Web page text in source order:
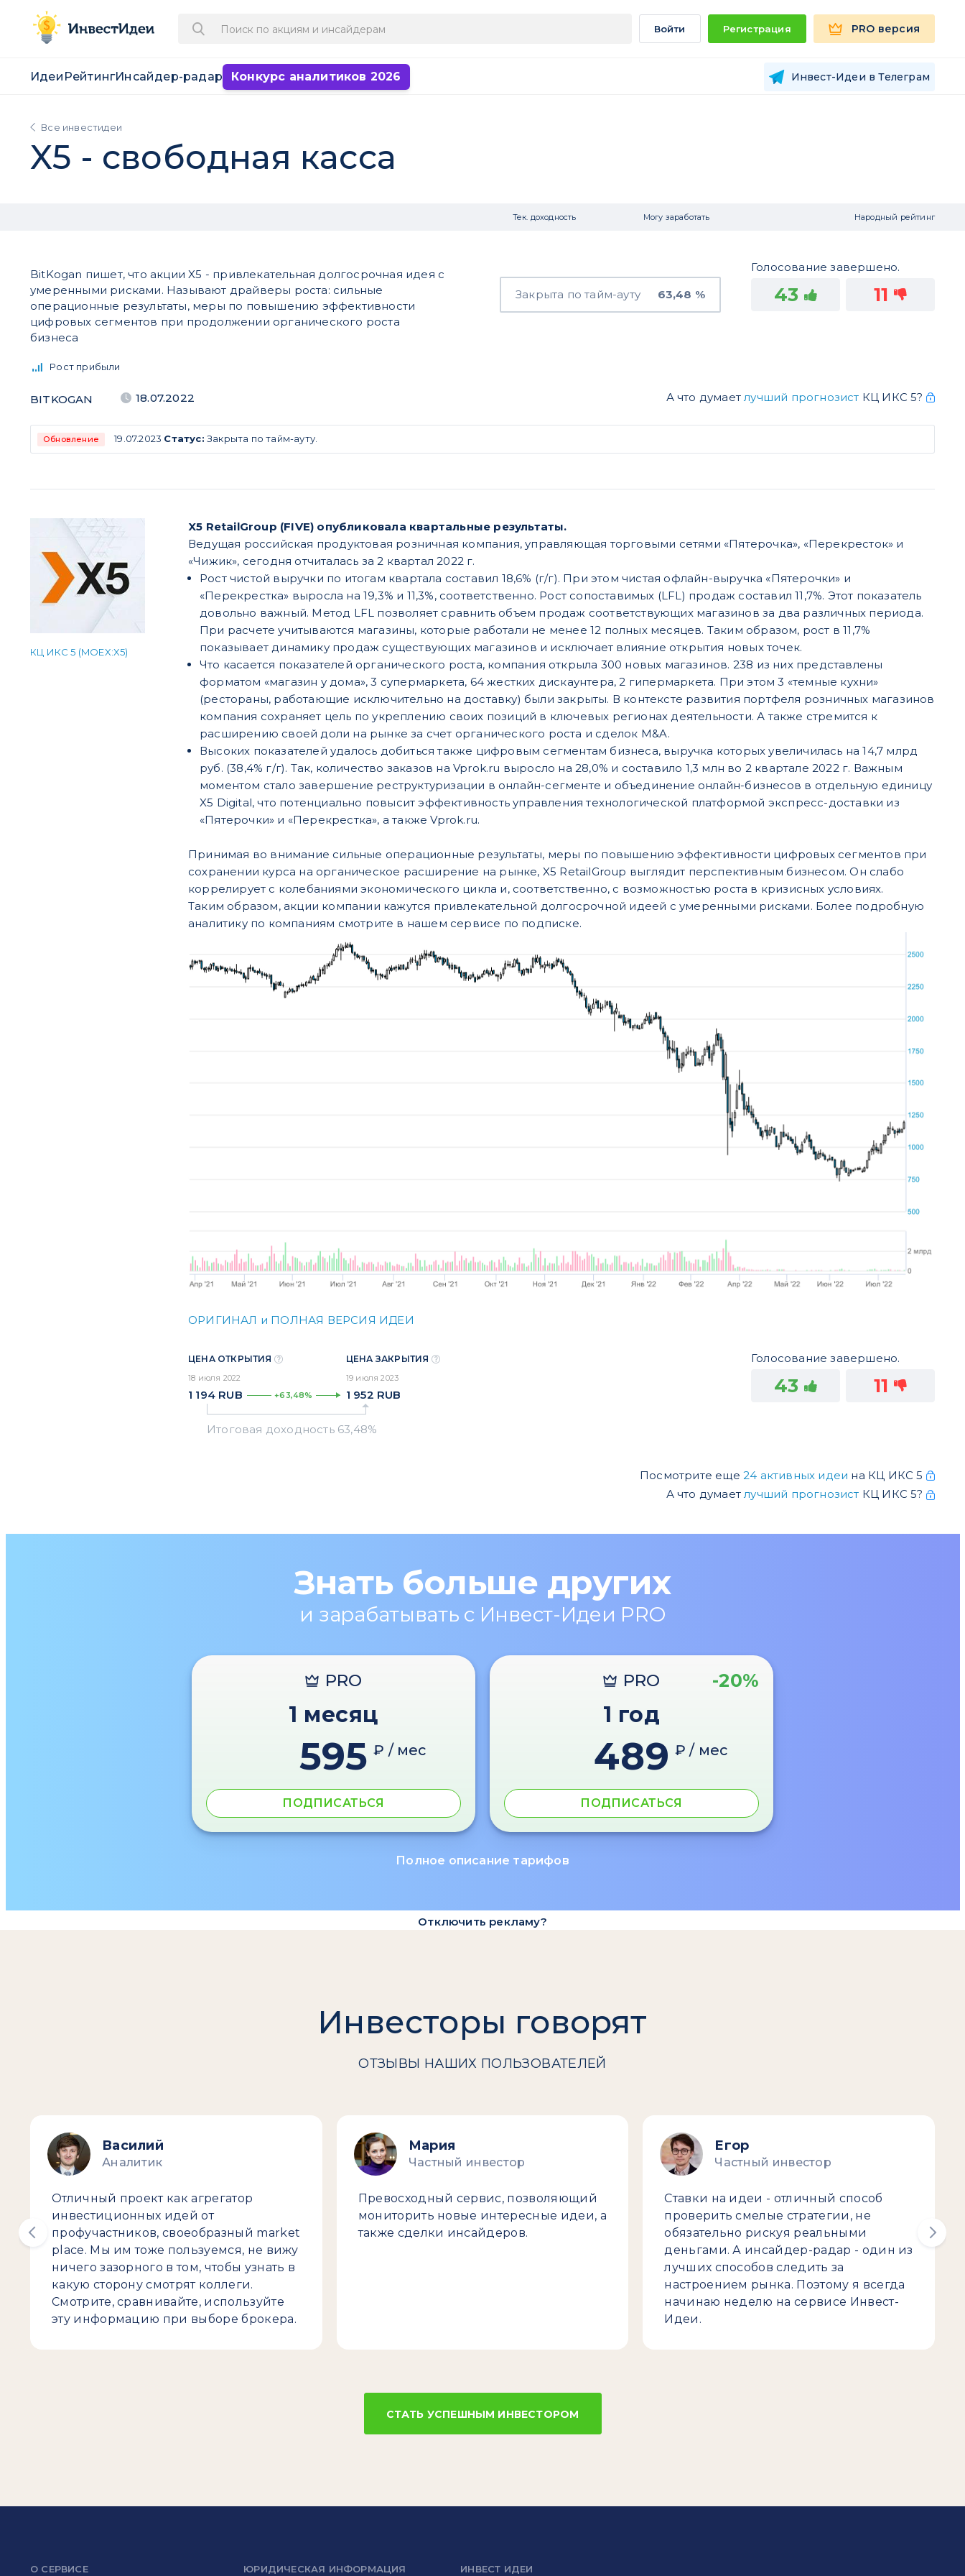
Войти Регистрация PRO версия
Идеи РейтингИнсайдер-радар Конкурс аналитиков 2026 Инвест-Идеи в Телеграм
Все инвестидеи
X5 - свободная касса
Тек. доходность Могу заработать Народный рейтинг
BitKogan пишет, что акции X5 - привлекательная долгосрочная идея с
умеренными рисками. Называют драйверы роста: сильные
операционные результаты, меры по повышению эффективности
цифровых сегментов при продолжении органического роста
бизнеса
Закрыта по тайм-ауту 63,48 %
Голосование завершено.
43 11
Рост прибыли
BITKOGAN 18.07.2022 А что думает лучший прогнозист КЦ ИКС 5?
Обновление 19.07.2023 Статус: Закрыта по тайм-ауту.
КЦ ИКС 5 (MOEX:X5)
X5 RetailGroup (FIVE) опубликовала квартальные результаты.
Ведущая российская продуктовая розничная компания, управляющая торговыми сетями «Пятерочка», «Перекресток» и
«Чижик», сегодня отчиталась за 2 квартал 2022 г.
Рост чистой выручки по итогам квартала составил 18,6% (г/г). При этом чистая офлайн-выручка «Пятерочки» и
«Перекрестка» выросла на 19,3% и 11,3%, соответственно. Рост сопоставимых (LFL) продаж составил 11,7%. Этот показатель
довольно важный. Метод LFL позволяет сравнить объем продаж соответствующих магазинов за два различных периода.
При расчете учитываются магазины, которые работали не менее 12 полных месяцев. Таким образом, рост в 11,7%
показывает динамику продаж существующих магазинов и исключает влияние открытия новых точек.
Что касается показателей органического роста, компания открыла 300 новых магазинов. 238 из них представлены
форматом «магазин у дома», 3 супермаркета, 64 жестких дискаунтера, 2 гипермаркета. При этом 3 «темные кухни»
(рестораны, работающие исключительно на доставку) были закрыты. В контексте развития портфеля розничных магазинов
компания сохраняет цель по укреплению своих позиций в ключевых регионах деятельности. А также стремится к
расширению своей доли на рынке за счет органического роста и сделок M&A.
Высоких показателей удалось добиться также цифровым сегментам бизнеса, выручка которых увеличилась на 14,7 млрд
руб. (38,4% г/г). Так, количество заказов на Vprok.ru выросло на 28,0% и составило 1,3 млн во 2 квартале 2022 г. Важным
моментом стало завершение реструктуризации в онлайн-сегменте и объединение онлайн-бизнесов в отдельную единицу
X5 Digital, что потенциально повысит эффективность управления технологической платформой экспресс-доставки из
«Пятерочки» и «Перекрестка», а также Vprok.ru.
Принимая во внимание сильные операционные результаты, меры по повышению эффективности цифровых сегментов при
сохранении курса на органическое расширение на рынке, X5 RetailGroup выглядит перспективным бизнесом. Он слабо
коррелирует с колебаниями экономического цикла и, соответственно, с возможностью роста в кризисных условиях.
Таким образом, акции компании кажутся привлекательной долгосрочной идеей с умеренными рисками. Более подробную
аналитику по компаниям смотрите в нашем сервисе по подписке.
ОРИГИНАЛ и ПОЛНАЯ ВЕРСИЯ ИДЕИ
ЦЕНА ОТКРЫТИЯ
18 июля 2022
1 194 RUB +63,48%
ЦЕНА ЗАКРЫТИЯ
19 июля 2023
1 952 RUB
Голосование завершено.
43 11
Посмотрите еще 24 активных идеи на КЦ ИКС 5
А что думаетлучший прогнозист КЦ ИКС 5?
Знать больше других
и зарабатывать с Инвест-Идеи PRO
PRO
1 месяц
595 ₽ / мес
ПОДПИСАТЬСЯ
PRO -20%
1 год
489 ₽ / мес
ПОДПИСАТЬСЯ
Полное описание тарифов
Отключить рекламу?
Инвесторы говорят
ОТЗЫВЫ НАШИХ ПОЛЬЗОВАТЕЛЕЙ
Василий
Аналитик
Отличный проект как агрегатор
инвестиционных идей от
профучастников, своеобразный market
place. Мы им тоже пользуемся, не вижу
ничего зазорного в том, чтобы узнать в
какую сторону смотрят коллеги.
Смотрите, сравнивайте, используйте
эту информацию при выборе брокера.
Мария
Частный инвестор
Превосходный сервис, позволяющий
мониторить новые интересные идеи, а
также сделки инсайдеров.
Егор
Частный инвестор
Ставки на идеи - отличный способ
проверить смелые стратегии, не
обязательно рискуя реальными
деньгами. А инсайдер-радар - один из
лучших способов следить за
настроением рынка. Поэтому я всегда
начинаю неделю на сервисе Инвест-
Идеи.
СТАТЬ УСПЕШНЫМ ИНВЕСТОРОМ
О СЕРВИСЕ ЮРИДИЧЕСКАЯ ИНФОРМАЦИЯ ИНВЕСТ ИДЕИ